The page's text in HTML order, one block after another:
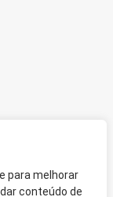
para melhorar
conteúdo de